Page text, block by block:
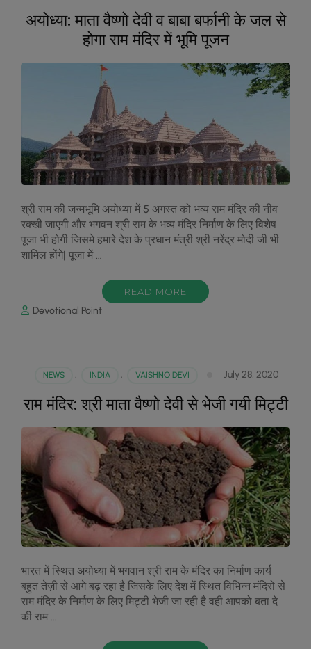
अयोध्या: माता वैष्णो देवी व बाबा बर्फानी के जल से
होगा राम मंदिर में भूमि पूजन
श्री राम की जन्मभूमि अयोध्या में 5 अगस्त को भव्य राम मंदिर की नीव
रक्खी जाएगी और भगवन श्री राम के भव्य मंदिर निर्माण के लिए विशेष
पूजा भी होगी जिसमे हमारे देश के प्रधान मंत्री श्री नरेंद्र मोदी जी भी
शामिल होंगे| पूजा में …
READ MORE
Devotional Point
NEWS , INDIA , VAISHNO DEVI July 28, 2020
राम मंदिर: श्री माता वैष्णो देवी से भेजी गयी मिट्टी
भारत में स्थित अयोध्या में भगवान श्री राम के मंदिर का निर्माण कार्य
बहुत तेज़ी से आगे बढ़ रहा है जिसके लिए देश में स्थित विभिन्न मंदिरो से
राम मंदिर के निर्माण के लिए मिट्टी भेजी जा रही है वही आपको बता दे
की राम …